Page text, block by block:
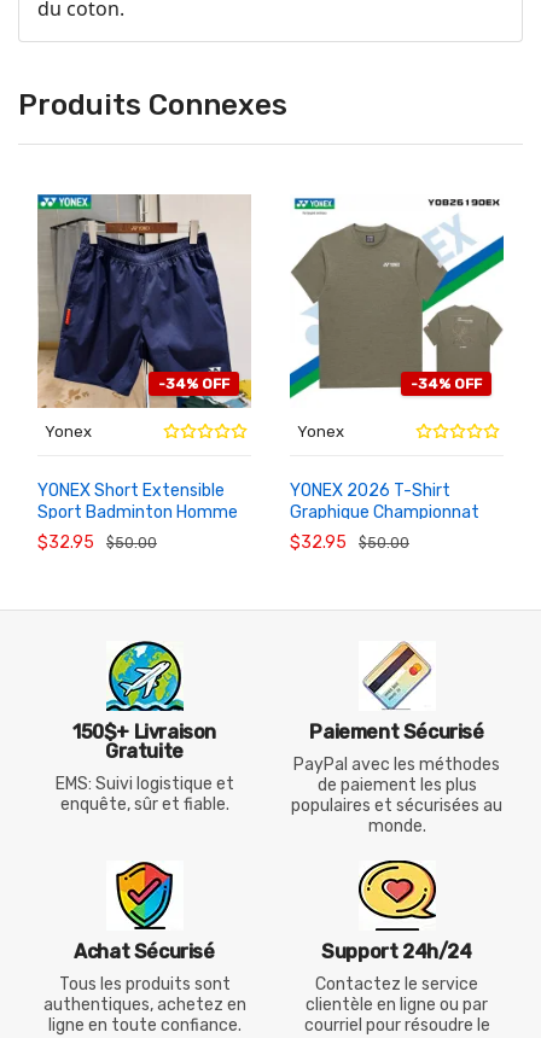
du coton.
Produits Connexes
-34% OFF
Yonex
YONEX Short Extensible
Sport Badminton Homme
1208626BCR
$32.95 $50.00
AU
-34% OFF
Yonex
YONEX 2026 T-Shirt
Graphique Championnat
Monde Inde Badminton
Homme 26191EX
$32.95 $50.00
AU
PANIER
150$+ Livraison
Gratuite
EMS: Suivi logistique et
enquête, sûr et fiable.
Paiement Sécurisé
PayPal avec les méthodes
de paiement les plus
populaires et sécurisées au
monde.
Achat Sécurisé
Tous les produits sont
authentiques, achetez en
ligne en toute confiance.
Support 24h/24
Contactez le service
clientèle en ligne ou par
courriel pour résoudre le